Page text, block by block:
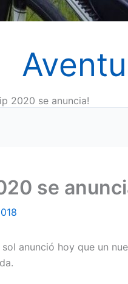
2020 se anuncia!
se
anunció hoy que un